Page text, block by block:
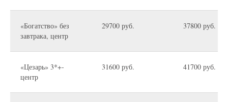
«Богатство» без
завтрака, центр
29700 руб. 37800 руб.
«Цезарь» 3*+-
центр
31600 руб. 41700 руб.